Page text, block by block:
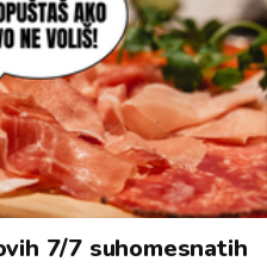
7/7 suhomesnatih